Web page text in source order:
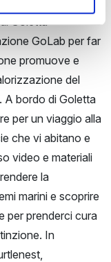
Goletta
GoLab per far
promuove e
del
A bordo di Goletta
per un viaggio alla
che vi abitano e
video e materiali
la
marini e scoprire
per prenderci cura
In